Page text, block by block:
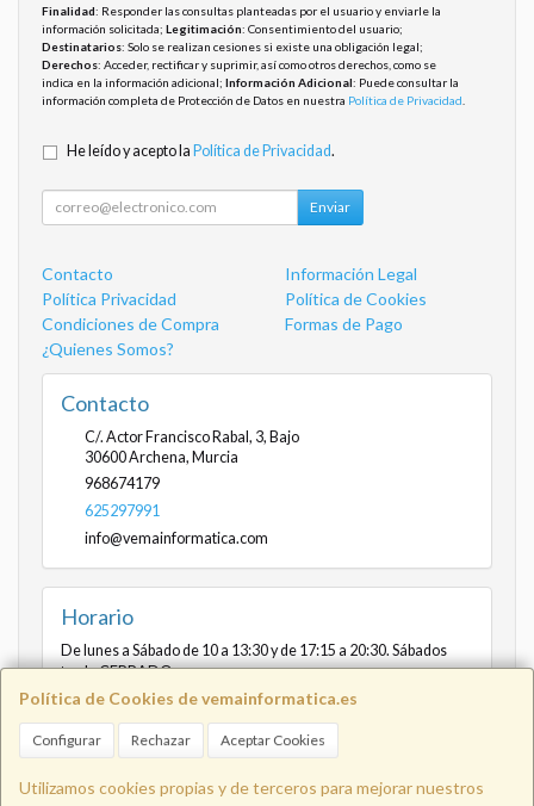
Política de Cookies de vemainformatica.es
Configurar Rechazar Aceptar Cookies
Utilizamos cookies propias y de terceros para mejorar nuestros
Finalidad: Responder las consultas planteadas por el usuario y enviarle la
información solicitada; Legitimación: Consentimiento del usuario;
Destinatarios: Solo se realizan cesiones si existe una obligación legal;
Derechos: Acceder, rectificar y suprimir, así como otros derechos, como se
indica en la información adicional; Información Adicional: Puede consultar la
información completa de Protección de Datos en nuestra Política de Privacidad
He leído y acepto la Política de Privacidad.
Enviar
Contacto
Información Legal
Política Privacidad
Política de Cookies
Condiciones de Compra
Formas de Pago
¿Quienes Somos?
Contacto
C/. Actor Francisco Rabal, 3, Bajo
30600Archena, Murcia
968674179
625297991
info@vemainformatica.com
Horario
De lunes a Sábado de 10 a 13:30 y de 17:15 a 20:30. Sábados
tarde CERRADO
Info@vemainformatica.com 625